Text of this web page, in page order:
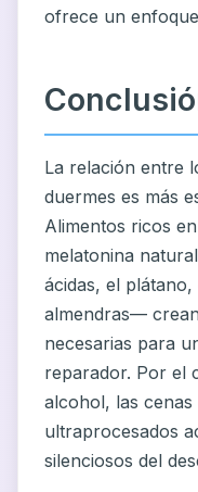
ofrece un
La relación entre
duermes es más
Alimentos ricos
melatonina
ácidas, el
almendras—
necesarias para
reparador. Por el
alcohol, las
ultraprocesados
silenciosos del